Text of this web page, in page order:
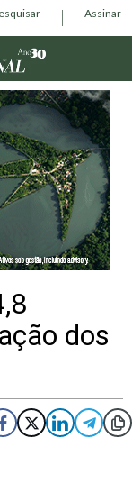
Assinar
dos